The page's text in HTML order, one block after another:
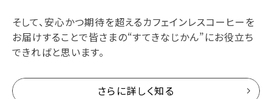
そして、安心かつ期待を超えるカフェインレスコーヒーを
お届けすることで皆さまの“すてきなじかん”にお役立ち
できればと思います。
さらに詳しく知る